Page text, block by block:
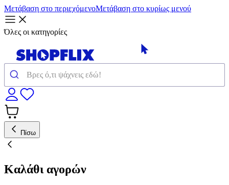
Μετάβαση στο περιεχόμενοΜετάβαση στο κυρίως μενού
Όλες οι κατηγορίες
Πίσω
Καλάθι αγορών